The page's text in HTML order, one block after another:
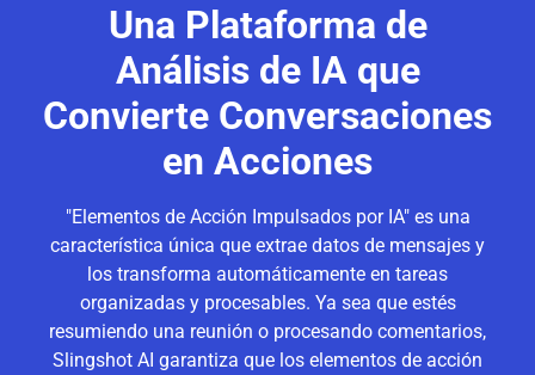
Una Plataforma de
Análisis de IA que
Convierte Conversaciones
en Acciones
"Elementos de Acción Impulsados por IA" es una
característica única que extrae datos de mensajes y
los transforma automáticamente en tareas
organizadas y procesables. Ya sea que estés
resumiendo una reunión o procesando comentarios,
Slingshot AI garantiza que los elementos de acción